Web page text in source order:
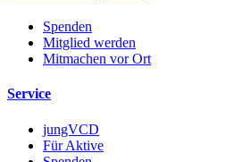
Spenden
Mitglied werden
Mitmachen vor Ort
Service
jungVCD
Für Aktive